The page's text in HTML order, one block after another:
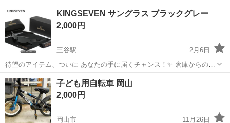
引取りお願いします。
岡山 マウンテンバイク
KINGSEVEN サングラス ブラックグレー
2,000円
三谷駅
2月6日
待望のアイテム、ついに あなたの手に届くチャンス！✨ 倉庫からのお
取り寄せとなりますが、 1週間以内 にお届けいたします！ ただいま、
大人気につき残りわずかと なっております！ 店頭でも販売しておりま
すので、 お急ぎ...
岡山 小田郡 三谷駅 マウンテンバイク
子ども用自転車 岡山
2,000円
岡山市 11月26日